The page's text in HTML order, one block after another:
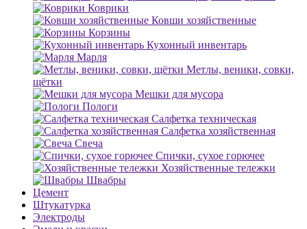
Коврики
Ковши хозяйственные
Корзины
Кухонный инвентарь
Марля
Метлы, веники, совки,
щётки
Мешки для мусора
Пологи
Салфетка техническая
Салфетка хозяйственная
Свеча
Спички, сухое горючее
Хозяйственные тележки
Швабры
Цемент
Штукатурка
Электроды